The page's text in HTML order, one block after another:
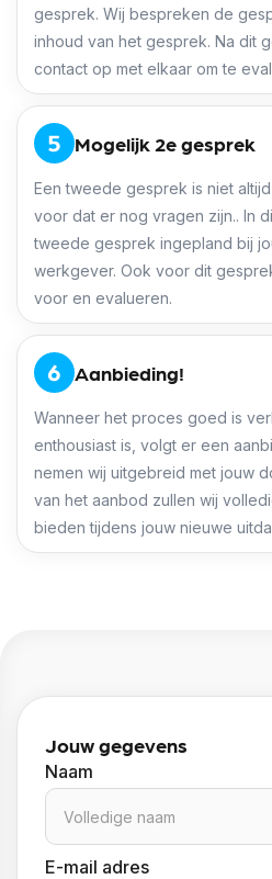
gesprek. Wij bespreken de
inhoud van het gesprek. Na dit
contact op met elkaar om te
Mogelijk 2e gesprek
Een tweede gesprek is niet
voor dat er nog vragen zijn.. In
tweede gesprek ingepland bij
werkgever. Ook voor dit
voor en evalueren.
Aanbieding!
Wanneer het proces goed is
enthousiast is, volgt er een
nemen wij uitgebreid met jouw
van het aanbod zullen wij
bieden tijdens jouw nieuwe
Jouw gegevens
Naam
E-mail adres